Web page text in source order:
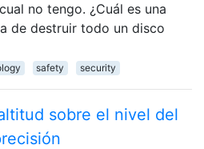
no tengo. ¿Cuál es una
de destruir todo un disco
safety security
sobre el nivel del